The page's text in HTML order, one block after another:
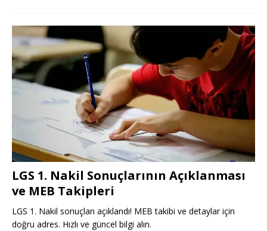
LGS 1. Nakil Sonuçlarının Açıklanması
ve MEB Takipleri
LGS 1. Nakil sonuçları açıklandı! MEB takibi ve detaylar için
doğru adres. Hızlı ve güncel bilgi alın.